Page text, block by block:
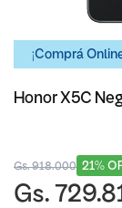
¡Comprá
Honor X5C
21%
Gs. 918.000
Gs.